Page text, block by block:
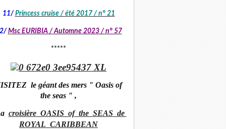
11/ Princess cruise / été 2017 / n° 21
Msc EURIBIA / Automne 2023 / n° 57
*****
le géant des mers " Oasis of
the seas " ,
croisière OASIS of the SEAS de
ROYAL CARIBBEAN